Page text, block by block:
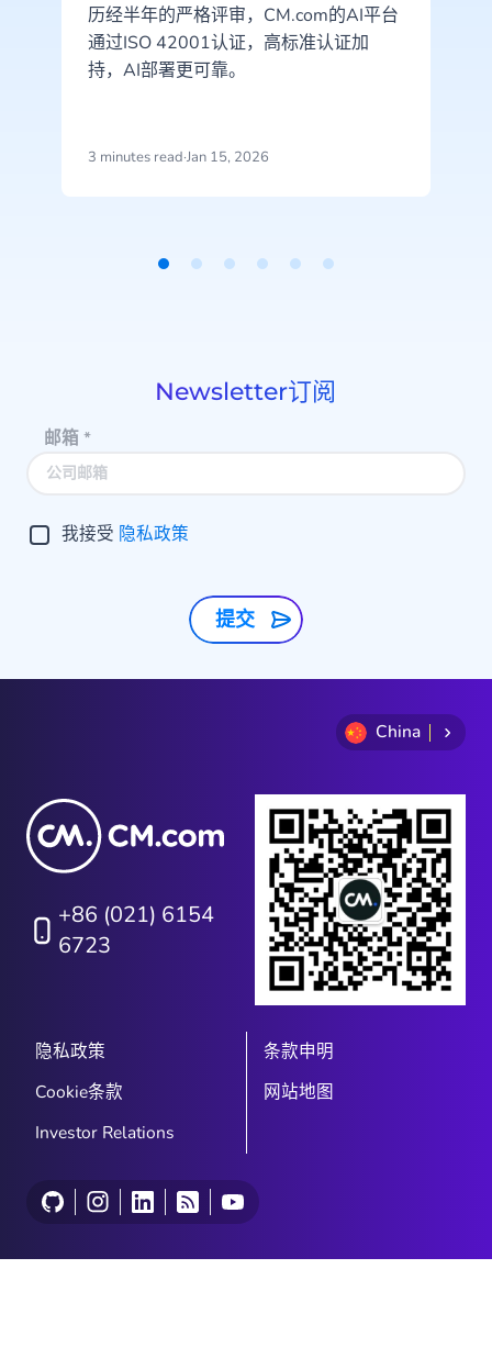
历经半年的严格评审，CM.com的AI平台
通过ISO 42001认证，高标准认证加
持，AI部署更可靠。
3 minutes read·Jan 15, 2026
Newsletter订阅
邮箱*
我接受 隐私政策
提交
China
+86 (021) 6154
6723
隐私政策
条款申明
Cookie条款
网站地图
Investor Relations